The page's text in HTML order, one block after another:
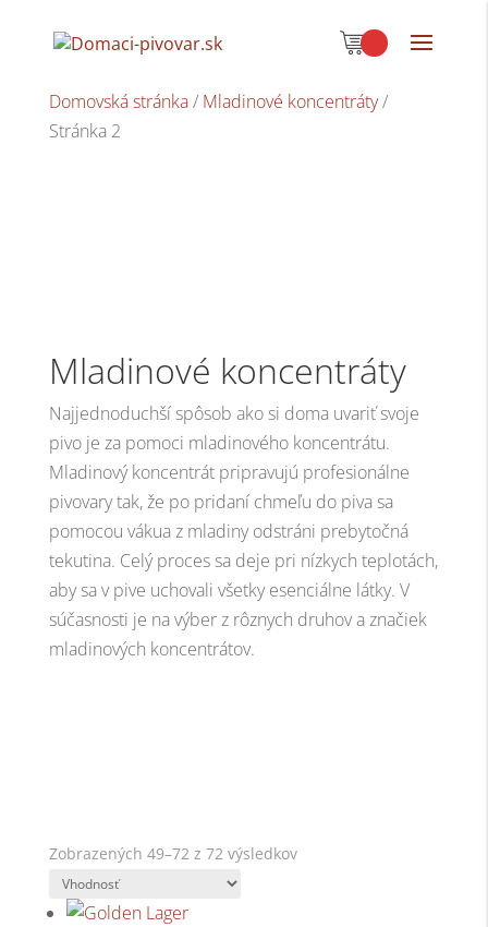
Domovská stránka/ Mladinové koncentráty/
Stránka 2
Mladinové koncentráty
Najjednoduchší spôsob ako si doma uvariť svoje
pivo je za pomoci mladinového koncentrátu.
Mladinový koncentrát pripravujú profesionálne
pivovary tak, že po pridaní chmeľu do piva sa
pomocou vákua z mladiny odstráni prebytočná
tekutina. Celý proces sa deje pri nízkych teplotách,
aby sa v pive uchovali všetky esenciálne látky. V
súčasnosti je na výber z rôznych druhov a značiek
mladinových koncentrátov.
Zobrazených 49–72 z 72 výsledkov